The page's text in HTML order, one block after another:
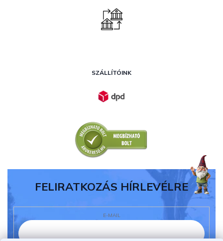
SZÁLLÍTÓINK
FELIRATKOZÁS HÍRLEVÉLRE
E-MAIL